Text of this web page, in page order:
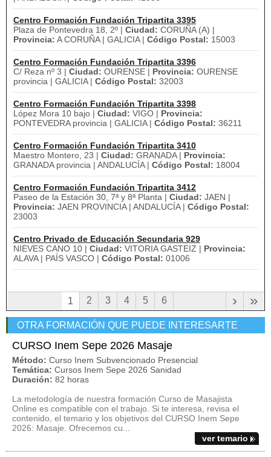
Centro Formación Fundación Tripartita 3395
Plaza de Pontevedra 18, 2º | Ciudad: CORUÑA (A) |
Provincia: A CORUÑA | GALICIA | Código Postal: 15003
Centro Formación Fundación Tripartita 3396
C/ Reza nº 3 | Ciudad: OURENSE | Provincia: OURENSE
provincia | GALICIA | Código Postal: 32003
Centro Formación Fundación Tripartita 3398
López Mora 10 bajo | Ciudad: VIGO | Provincia:
PONTEVEDRA provincia | GALICIA | Código Postal: 36211
Centro Formación Fundación Tripartita 3410
Maestro Montero, 23 | Ciudad: GRANADA | Provincia:
GRANADA provincia | ANDALUCÍA | Código Postal: 18004
Centro Formación Fundación Tripartita 3412
Paseo de la Estación 30, 7ª y 8ª Planta | Ciudad: JAEN |
Provincia: JAEN PROVINCIA | ANDALUCÍA | Código Postal:
23003
Centro Privado de Educación Secundaria 929
NIEVES CANO 10 | Ciudad: VITORIA GASTEIZ | Provincia:
ALAVA | PAÍS VASCO | Código Postal: 01006
1 2 3 4 5 6 »
›
OTRA FORMACIÓN QUE PUEDE INTERESARTE
CURSO Inem Sepe 2026 Masaje
Método: Curso Inem Subvencionado Presencial
Temática: Cursos Inem Sepe 2026 Sanidad
Duración: 82 horas
La metodología de nuestra formación Curso de Masajista
Online es compatible con el trabajo. Si te interesa, revisa el
contenido, el temario y los objetivos del CURSO Inem Sepe
2026: Masaje. Ofrecemos cu...
ver temario